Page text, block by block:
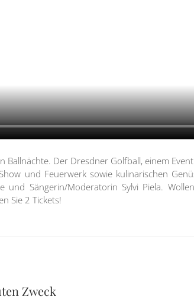
Der Dresdner Golfball, einem
und Feuerwerk sowie kulinarischen
und Sängerin/Moderatorin Sylvi Piela.
Sie 2 Tickets!
Zweck